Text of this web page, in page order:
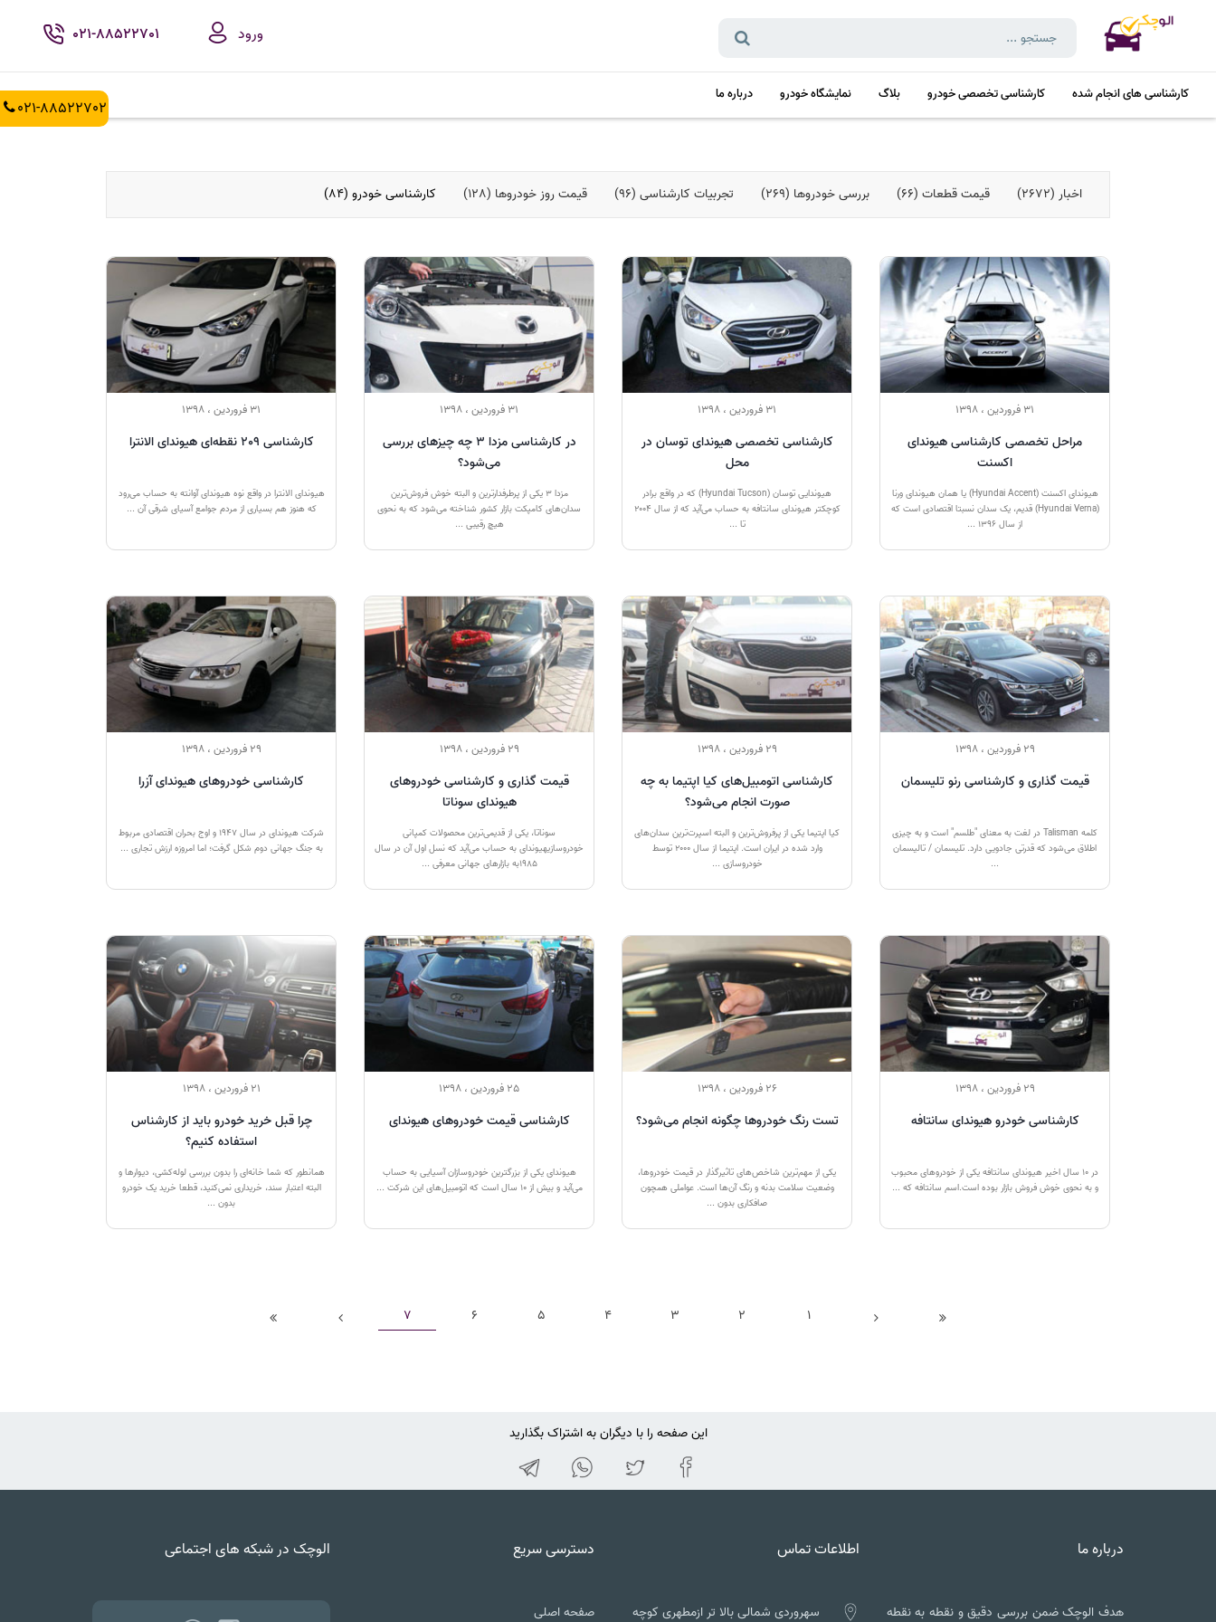
ورود 021-88522701
کارشناسی های انجام شده کارشناسی تخصصی خودرو بلاگ نمایشگاه خودرو درباره ما
021-88522702
اخبار (2672) قیمت قطعات (66) بررسی خودروها (269) تجربیات کارشناسی (96) قیمت روز خودروها (128) کارشناسی خودرو (84)
31 فروردین ، 1398
مراحل تخصصی کارشناسی هیوندای
اکسنت
هیوندای اکسنت (Hyundai Accent) یا همان هیوندای ورنا
(Hyundai Verna) قدیم، یک سدان نسبتا اقتصادی است که
از سال 1396 ...
31 فروردین ، 1398
کارشناسی تخصصی هیوندای توسان در
محل
هیوندایی توسان (Hyundai Tucson) که در واقع برادر
کوچکتر هیوندای سانتافه به حساب می‌آید که از سال ۲۰۰۴
تا ...
31 فروردین ، 1398
در کارشناسی مزدا 3 چه چیزهای بررسی
می‌شود؟
مزدا 3 یکی از پرطرفدارترین و البته خوش فروش‌ترین
سدان‌های کامپکت بازار کشور شناخته می‌شود که به نحوی
هیچ رقیبی ...
31 فروردین ، 1398
کارشناسی 209 نقطه‌ای هیوندای الانترا
هیوندای الانترا در واقع نوه هیوندای آوانته به حساب می‌رود
که هنوز هم بسیاری از مردم جوامع آسیای شرقی آن ...
29 فروردین ، 1398
قیمت گذاری و کارشناسی رنو تلیسمان
کلمه Talisman در لغت به معنای "طلسم" است و به چیزی
اطلاق می‌شود که قدرتی جادویی دارد. تلیسمان / تالیسمان
...
29 فروردین ، 1398
کارشناسی اتومبیل‌های کیا اپتیما به چه
صورت انجام می‌شود؟
کیا اپتیما یکی از پرفروش‌ترین و البته اسپرت‌ترین سدان‌های
وارد شده در ایران است. اپتیما از سال 2000 توسط
خودروسازی ...
29 فروردین ، 1398
قیمت گذاری و کارشناسی خودروهای
هیوندای سوناتا
سوناتا، یکی از قدیمی‌ترین محصولات کمپانی
خودروسازیهیوندای به حساب می‌آید که نسل اول آن در سال
1985به بازارهای جهانی معرفی ...
29 فروردین ، 1398
کارشناسی خودروهای هیوندای آزرا
شرکت هیوندای در سال 1947 و اوج بحران اقتصادی مربوط
به جنگ جهانی دوم شکل گرفت؛ اما امروزه ارزش تجاری ...
29 فروردین ، 1398
کارشناسی خودرو هیوندای سانتافه
در 10 سال اخیر هیوندای سانتافه یکی از خودروهای محبوب
و به نحوی خوش فروش بازار بوده است.اسم سانتافه که ...
26 فروردین ، 1398
تست رنگ خودروها چگونه انجام می‌شود؟
یکی از مهم‌ترین شاخص‌های تاثیرگذار در قیمت خودروها،
وضعیت سلامت بدنه و رنگ آن‌ها است. عواملی همچون
صافکاری بدون ...
25 فروردین ، 1398
کارشناسی قیمت خودروهای هیوندای
هیوندای یکی از بزرگترین خودروسازان آسیایی به حساب
می‌آید و بیش از 10 سال است که اتومبیل‌های این شرکت ...
21 فروردین ، 1398
چرا قبل خرید خودرو باید از کارشناس
استفاده کنیم؟
همانطور که شما خانه‌ای را بدون بررسی لوله‌کشی، دیوارها و
البته اعتبار سند، خریداری نمی‌کنید، قطعا خرید یک خودرو
بدون ...
1
2
3
4
5
6
7
این صفحه را با دیگران به اشتراک بگذارید
درباره ما
هدف الوچک ضمن بررسی دقیق و نقطه به نقطه
اطلاعات تماس
سهروردی شمالی بالا تر ازمطهری کوچه
دسترسی سریع
صفحه اصلی
الوچک در شبکه های اجتماعی